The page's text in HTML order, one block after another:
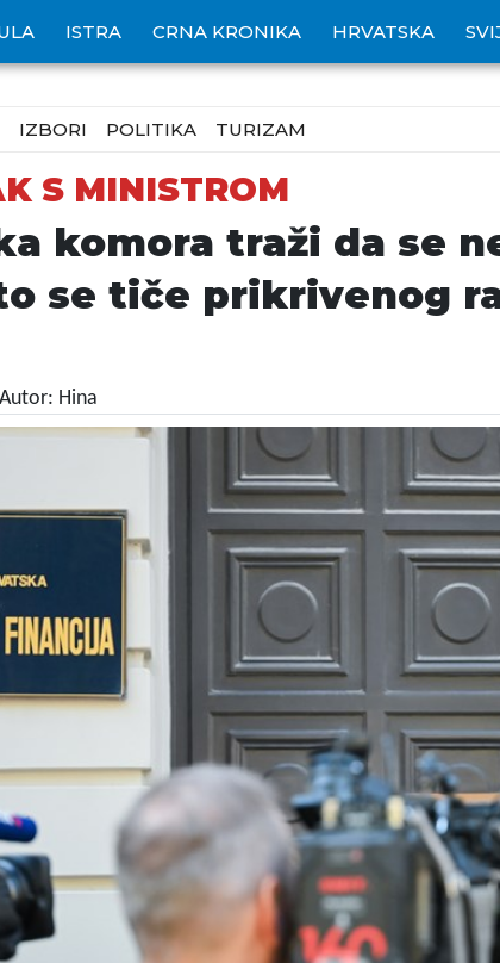
ISTRA CRNA KRONIKA HRVATSKA
IZBORI POLITIKA TURIZAM
S MINISTROM
komora traži da se
se tiče prikrivenog
Autor: Hina